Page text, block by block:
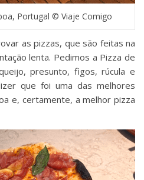
Portugal © Viaje Comigo
as pizzas, que são feitas na
lenta. Pedimos a Pizza de
presunto, figos, rúcula e
que foi uma das melhores
e, certamente, a melhor pizza